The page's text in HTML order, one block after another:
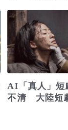
AI「真人」短
不清 大陸短